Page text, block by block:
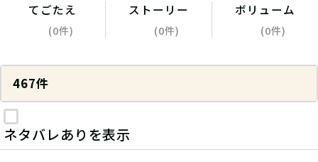
てごたえ
(0件)
ストーリー
(0件)
ボリューム
(0件)
467件
ネタバレありを表示